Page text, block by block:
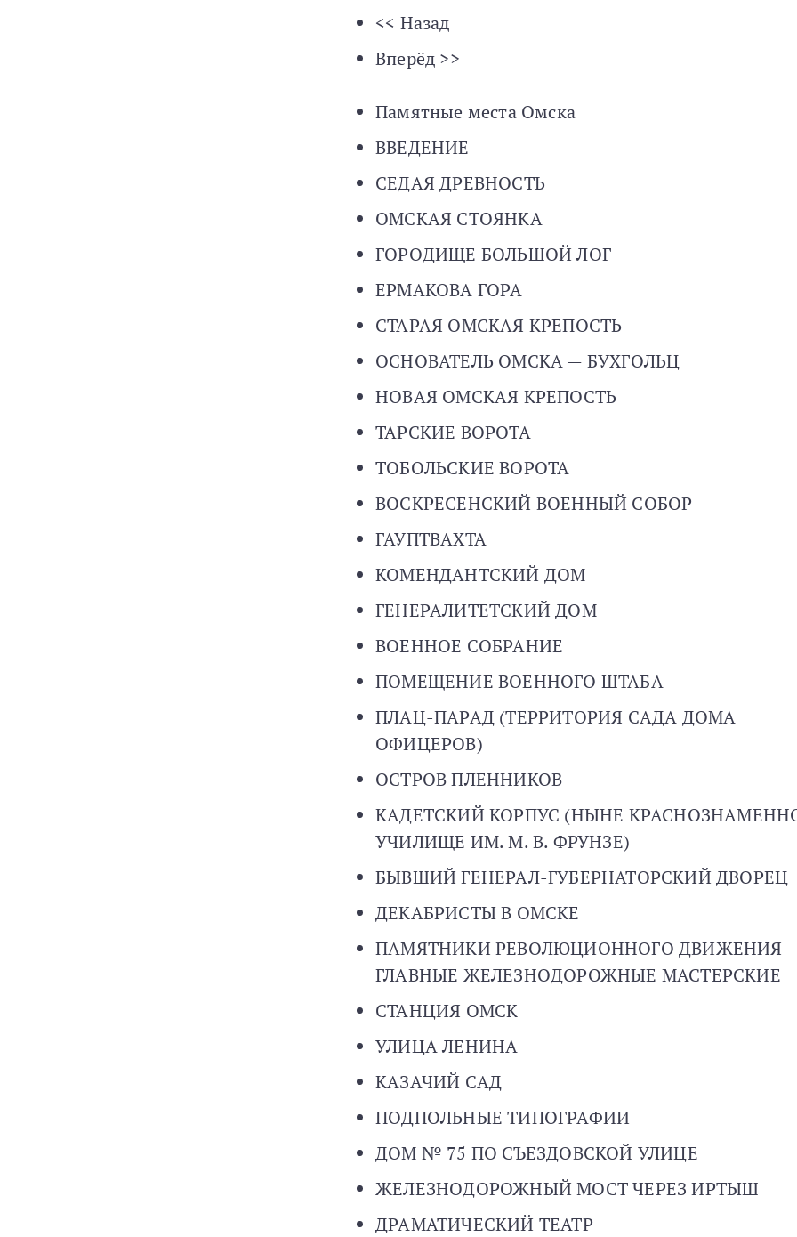
<< Назад
Вперёд >>
Памятные места Омска
ВВЕДЕНИЕ
СЕДАЯ ДРЕВНОСТЬ
ОМСКАЯ СТОЯНКА
ГОРОДИЩЕ БОЛЬШОЙ ЛОГ
ЕРМАКОВА ГОРА
СТАРАЯ ОМСКАЯ КРЕПОСТЬ
ОСНОВАТЕЛЬ ОМСКА — БУХГОЛЬЦ
НОВАЯ ОМСКАЯ КРЕПОСТЬ
ТАРСКИЕ ВОРОТА
ТОБОЛЬСКИЕ ВОРОТА
ВОСКРЕСЕНСКИЙ ВОЕННЫЙ СОБОР
ГАУПТВАХТА
КОМЕНДАНТСКИЙ ДОМ
ГЕНЕРАЛИТЕТСКИЙ ДОМ
ВОЕННОЕ СОБРАНИЕ
ПОМЕЩЕНИЕ ВОЕННОГО ШТАБА
ПЛАЦ-ПАРАД (ТЕРРИТОРИЯ САДА ДОМА
ОФИЦЕРОВ)
ОСТРОВ ПЛЕННИКОВ
КАДЕТСКИЙ КОРПУС (НЫНЕ
УЧИЛИЩЕ ИМ. М. В. ФРУНЗЕ)
БЫВШИЙ ГЕНЕРАЛ-ГУБЕРНАТОРСКИЙ ДВОРЕЦ
ДЕКАБРИСТЫ В ОМСКЕ
ПАМЯТНИКИ РЕВОЛЮЦИОННОГО ДВИЖЕНИЯ
ГЛАВНЫЕ ЖЕЛЕЗНОДОРОЖНЫЕ МАСТЕРСКИЕ
СТАНЦИЯ ОМСК
УЛИЦА ЛЕНИНА
КАЗАЧИЙ САД
ПОДПОЛЬНЫЕ ТИПОГРАФИИ
ДОМ № 75 ПО СЪЕЗДОВСКОЙ УЛИЦЕ
ЖЕЛЕЗНОДОРОЖНЫЙ МОСТ ЧЕРЕЗ ИРТЫШ
ДРАМАТИЧЕСКИЙ ТЕАТР